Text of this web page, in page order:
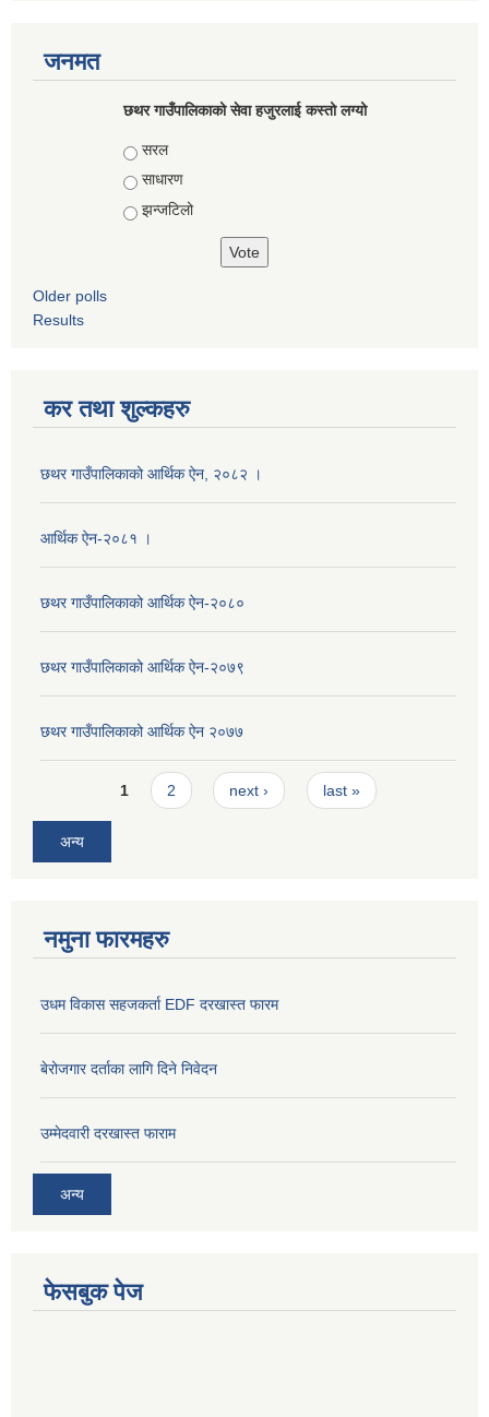
जनमत
छथर गाउँपालिकाको सेवा हजुरलाई कस्तो लग्यो
Choices
सरल
साधारण
झन्जटिलो
Older polls
Results
कर तथा शुल्कहरु
छथर गाउँपालिकाको आर्थिक ऐन, २०८२ ।
आर्थिक ऐन-२०८१ ।
छथर गाउँपालिकाको आर्थिक ऐन-२०८०
छथर गाउँपालिकाको आर्थिक ऐन-२०७९
छथर गाउँपालिकाको आर्थिक ऐन २०७७
Pages1 2 next › last »
अन्य
नमुना फारमहरु
उधम विकास सहजकर्ता EDF दरखास्त फारम
बेरोजगार दर्ताका लागि दिने निवेदन
उम्मेदवारी दरखास्त फाराम
अन्य
फेसबुक पेज